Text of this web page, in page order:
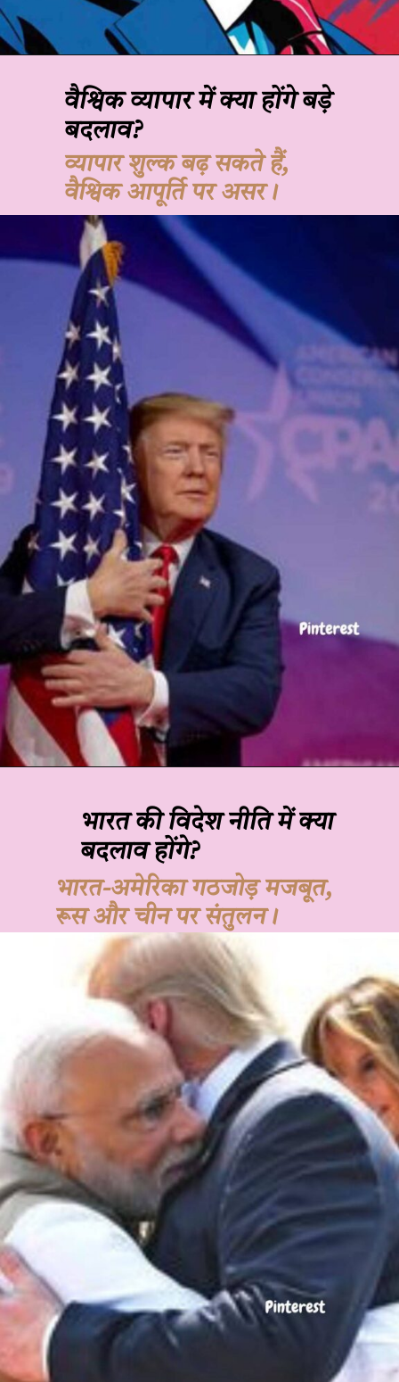
JOHN DOE
वैश्विक व्यापार में क्या होंगे बड़े
बदलाव?
व्यापार शुल्क बढ़ सकते हैं,
वैश्विक आपूर्ति पर असर।
JOHN DOE
भारत की विदेश नीति में क्या
बदलाव होंगे?
भारत-अमेरिका गठजोड़ मजबूत,
रूस और चीन पर संतुलन।